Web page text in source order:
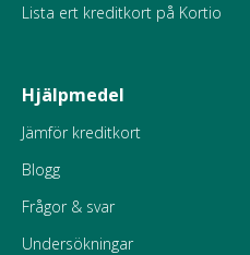
Lista ert kreditkort på Kortio
Hjälpmedel
Jämför kreditkort
Blogg
Frågor & svar
Undersökningar